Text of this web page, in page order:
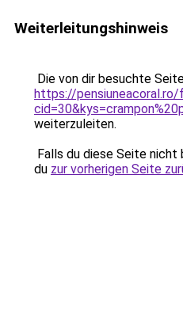
Weiterleitungshinweis
Die von dir besuchte
https://pensiuneacoral.ro/
weiterzuleiten.
Falls du diese Seite
du zur vorherigen Seite